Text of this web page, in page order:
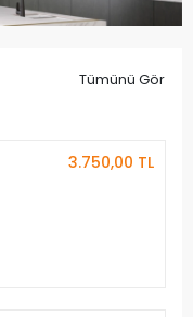
Tümünü Gör
3.750,00 TL